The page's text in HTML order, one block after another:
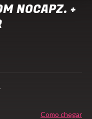
NOCAPZ. +
Como chegar